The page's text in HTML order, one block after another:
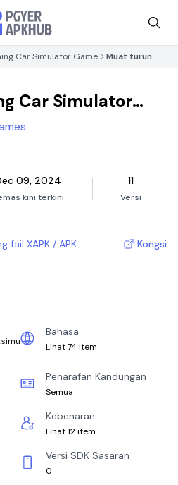
Car Simulator Game Muat turun
Car Simulator
09, 2024
kini terkini
11
Versi
fail XAPK / APK Kongsi
Bahasa
Lihat 74 item
Penarafan Kandungan
Semua
Kebenaran
Lihat 12 item
Versi SDK Sasaran
0